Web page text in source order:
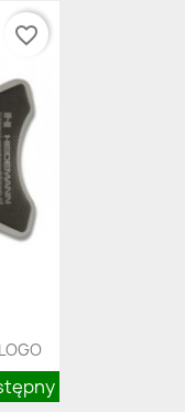
favorite_border